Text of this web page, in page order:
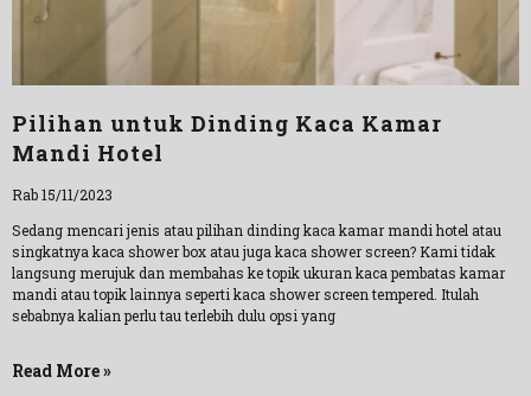
Pilihan untuk Dinding Kaca Kamar
Mandi Hotel
Rab 15/11/2023
Sedang mencari jenis atau pilihan dinding kaca kamar mandi hotel atau
singkatnya kaca shower box atau juga kaca shower screen? Kami tidak
langsung merujuk dan membahas ke topik ukuran kaca pembatas kamar
mandi atau topik lainnya seperti kaca shower screen tempered. Itulah
sebabnya kalian perlu tau terlebih dulu opsi yang
Read More »